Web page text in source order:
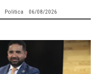
Politica 06/08/2026